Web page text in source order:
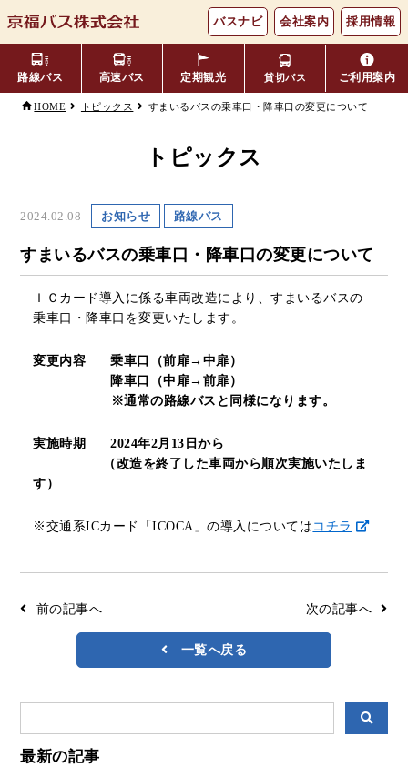
バスナビ 会社案内 採用情報
路線バス
のりば案内
エリア別路線図一覧
季節・特別運行バス 配布時刻表
定期券
コミュニティバス
検索
京福バスナビ 交通系ICカード
ジョルダン
高速バス
小松空港線
定期観光 貸切バス ご利用案内
お忘れ物について
引
よくあるご質問
キャッシュレス対応
HOME トピックス すまいるバスの乗車口・降車口の変更について
トピックス
2024.02.08 お知らせ 路線バス
すまいるバスの乗車口・降車口の変更について
ＩＣカード導入に係る車両改造により、すまいるバスの
乗車口・降車口を変更いたします。
変更内容
乗車口（前扉→中扉）
降車口（中扉→前扉）
※通常の路線バスと同様になります。
実施時期
2024年2月13日から
（改造を終了した車両から順次実施いたしま
す）
※交通系ICカード「ICOCA」の導入については コチラ
前の記事へ 次の記事へ
一覧へ戻る
最新の記事